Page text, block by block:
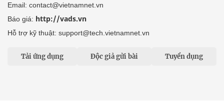
Email: contact@vietnamnet.vn
Báo giá: http://vads.vn
Hỗ trợ kỹ thuật: support@tech.vietnamnet.vn
Tải ứng dụng Độc giả gửi bài Tuyển dụng